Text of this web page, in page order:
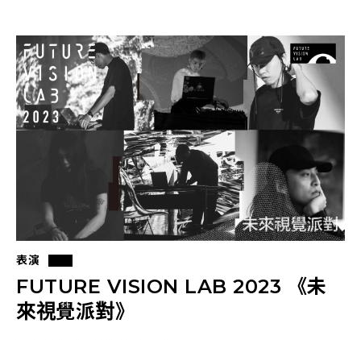
表演
FUTURE VISION LAB 2023 《未
來視覺派對》